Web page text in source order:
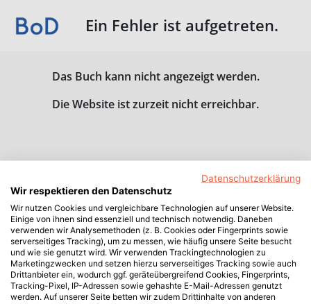
Ein Fehler ist aufgetreten.
Das Buch kann nicht angezeigt werden.
Die Website ist zurzeit nicht erreichbar.
Datenschutzerklärung
Wir respektieren den Datenschutz
Wir nutzen Cookies und vergleichbare Technologien auf unserer Website.
Einige von ihnen sind essenziell und technisch notwendig. Daneben
verwenden wir Analysemethoden (z. B. Cookies oder Fingerprints sowie
serverseitiges Tracking), um zu messen, wie häufig unsere Seite besucht
und wie sie genutzt wird. Wir verwenden Trackingtechnologien zu
Marketingzwecken und setzen hierzu serverseitiges Tracking sowie auch
Drittanbieter ein, wodurch ggf. geräteübergreifend Cookies, Fingerprints,
Tracking-Pixel, IP-Adressen sowie gehashte E-Mail-Adressen genutzt
werden. Auf unserer Seite betten wir zudem Drittinhalte von anderen